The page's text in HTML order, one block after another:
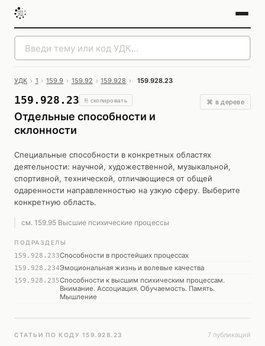
УДК › 1 › 159.9 › 159.92 › 159.928 › 159.928.23
159.928.23 ⎘ скопировать
Отдельные способности и
склонности
⌘ в дереве
Специальные способности в конкретных областях
деятельности: научной, художественной, музыкальной,
спортивной, технической, отличающиеся от общей
одаренности направленностью на узкую сферу. Выберите
конкретную область.
см. 159.95 Высшие психические процессы
ПОДРАЗДЕЛЫ
159.928.233Способности в простейших процессах
159.928.234Эмоциональная жизнь и волевые качества
159.928.235Способности к высшим психическим процессам.
Внимание. Ассоциация. Обучаемость. Память.
Мышление
СТАТЬИ ПО КОДУ 159.928.23
7 публикаций